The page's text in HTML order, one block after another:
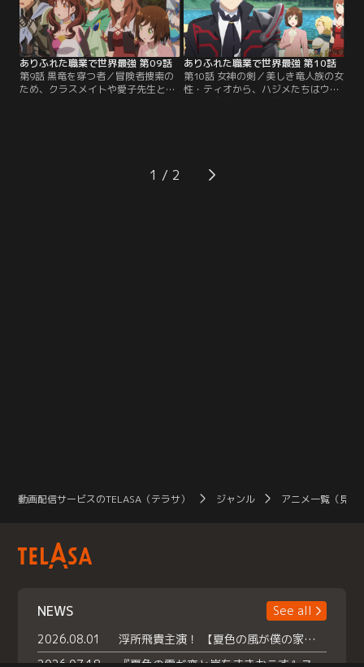
り抜けた先でハジメたちを待ち受け
ていたものは--。【提供：バンダイ
チャンネル】
で離ればなれとなったクラスメイト
たちと予期せぬ再会を果たす。【提
供：バンダイチャンネル】
ありふれた職業で世界最強 第09話
第9話 黒竜を穿つ者／冒険者捜索の
ため、クラスメイトや愛子先生と行
ルを発見する。話を聞くと、漆黒の
竜に襲われたという。その日の夜、
ありふれた職業で世界最強 第10話
第10話 女神の剣／美しき竜人族の女
性・ティオから、ハジメたちはウル
う愛子であったが、住民たちの士気
は高まっていく。そして遂に、魔物
1
動画配信サービスのTELASA（テラサ） ジャンル アニメ一覧（見放
NEWS
See all
2026.08.01
浮所飛貴主演！ 【夏色の風が僕の家にやってきた】 本日よりテラサで独占配信スタート！